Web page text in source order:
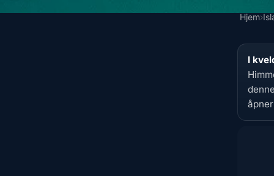
Hjem›
I